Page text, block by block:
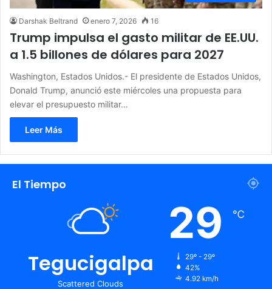
Darshak Beltrand enero 7, 2026 16
Trump impulsa el gasto militar de EE.UU.
a 1.5 billones de dólares para 2027
Washington, Estados Unidos.- El presidente de Estados Unidos,
Donald Trump, anunció este miércoles una propuesta para
elevar el presupuesto militar…
Leer Más
El Tiempo
Tegucigalpa
Scattered Clouds
29 ℃
29º - 29º
42%
4.92 km/h